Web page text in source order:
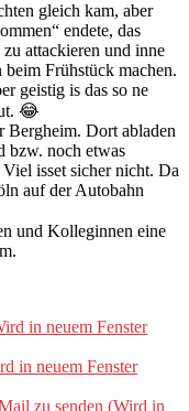
gleich kam, aber
endete, das
attackieren und inne
Frühstück machen.
geistig is das so ne
😂
Bergheim. Dort abladen
bzw. noch etwas
isset sicher nicht. Da
auf der Autobahn
und Kolleginnen eine
in neuem Fenster
in neuem Fenster
zu senden (Wird in